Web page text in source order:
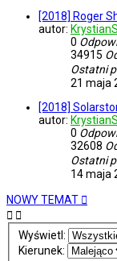
[2018] Roger
autor: KrystianS
0
34915
Ostatni
21 maja
[2018]
autor: KrystianS
0
32608
Ostatni
14 maja
NOWY TEMAT
Wyświetl:
Kierunek: